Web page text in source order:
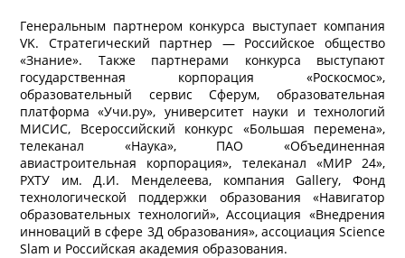
Генеральным партнером конкурса выступает компания
VK. Стратегический партнер — Российское общество
«Знание». Также партнерами конкурса выступают
государственная корпорация «Роскосмос»,
образовательный сервис Сферум, образовательная
платформа «Учи.ру», университет науки и технологий
МИСИС, Всероссийский конкурс «Большая перемена»,
телеканал «Наука», ПАО «Объединенная
авиастроительная корпорация», телеканал «МИР 24»,
РХТУ им. Д.И. Менделеева, компания Gallery, Фонд
технологической поддержки образования «Навигатор
образовательных технологий», Ассоциация «Внедрения
инноваций в сфере 3Д образования», ассоциация Science
Slam и Российская академия образования.